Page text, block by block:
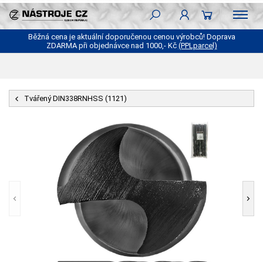
Běžná cena je aktuální doporučenou cenou výrobců! Doprava
ZDARMA při objednávce nad 1000,- Kč (PPLparcel)
Tvářený DIN338RNHSS (1121)